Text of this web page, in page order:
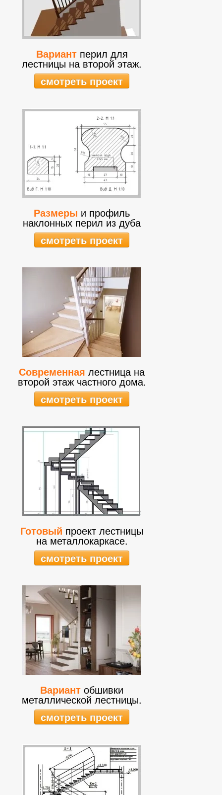
Вариантперил для
лестницы на второй этаж.
смотреть проект
Размеры и профиль
наклонных перил из дуба
смотреть проект
Современная лестница на
второй этаж частного дома.
смотреть проект
Готовый проект лестницы
на металлокаркасе.
смотреть проект
Вариант обшивки
металлической лестницы.
смотреть проект